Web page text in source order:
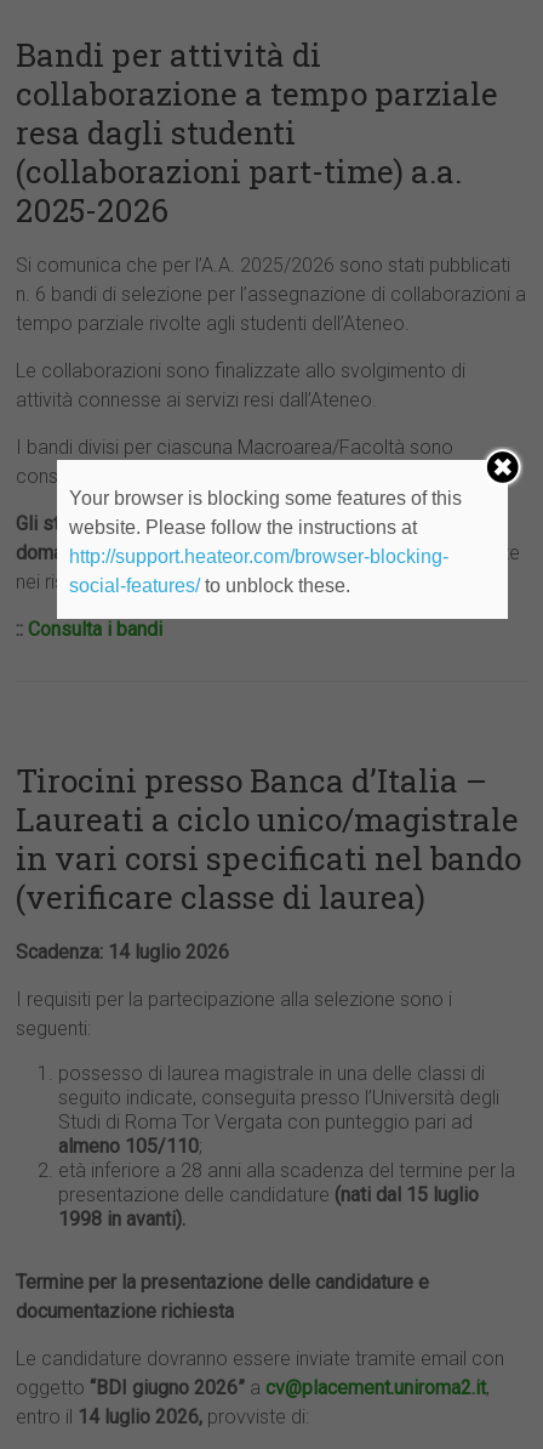
Bandi per attività di
collaborazione a tempo parziale
resa dagli studenti
(collaborazioni part-time) a.a.
2025-2026
Si comunica che per l’A.A. 2025/2026 sono stati pubblicati
n. 6 bandi di selezione per l’assegnazione di collaborazioni a
tempo parziale rivolte agli studenti dell’Ateneo.
Le collaborazioni sono finalizzate allo svolgimento di
attività connesse ai servizi resi dall’Ateneo.
I bandi divisi per ciascuna Macroarea/Facoltà sono
consultabili nella sezione allegati.
Gli studenti e le studentesse possono compilare la
domanda di partecipazione, secondo le indicazioni riportate
nei rispettivi bandi,dal 23/06/2026 al 07/07/2026
::Consulta i bandi
Tirocini presso Banca d’Italia –
Laureati a ciclo unico/magistrale
in vari corsi specificati nel bando
(verificare classe di laurea)
Scadenza: 14 luglio 2026
I requisiti per la partecipazione alla selezione sono i
seguenti:
possesso di laurea magistrale in una delle classi di
seguito indicate, conseguita presso l’Università degli
Studi di Roma Tor Vergata con punteggio pari ad
almeno 105/110;
età inferiore a 28 anni alla scadenza del termine per la
presentazione delle candidature (nati dal 15 luglio
1998 in avanti).
Termine per la presentazione delle candidature e
documentazione richiesta
Le candidature dovranno essere inviate tramite email con
oggetto “BDI giugno 2026” a cv@placement.uniroma2.it,
entro il 14 luglio 2026, provviste di:
Your browser is blocking some features of this
website. Please follow the instructions at
http://support.heateor.com/browser-blocking-
social-features/to unblock these.